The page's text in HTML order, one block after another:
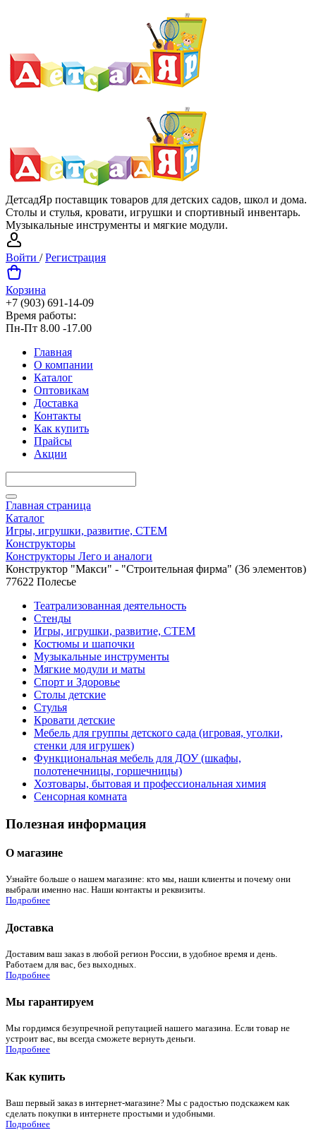
ДетсадЯр поставщик товаров для детских садов, школ и дома.
Столы и стулья, кровати, игрушки и спортивный инвентарь.
Музыкальные инструменты и мягкие модули.
Войти /Регистрация
Корзина
+7 (903) 691-14-09
Время работы:
Пн-Пт 8.00 -17.00
Главная
О компании
Каталог
Оптовикам
Доставка
Контакты
Как купить
Прайсы
Акции
Главная страница
Каталог
Игры, игрушки, развитие, СТЕМ
Конструкторы
Конструкторы Лего и аналоги
Конструктор "Макси" - "Строительная фирма" (36 элементов)
77622 Полесье
Театрализованная деятельность
Стенды
Игры, игрушки, развитие, СТЕМ
Костюмы и шапочки
Музыкальные инструменты
Мягкие модули и маты
Спорт и Здоровье
Столы детские
Стулья
Кровати детские
Мебель для группы детского сада (игровая, уголки,
стенки для игрушек)
Функциональная мебель для ДОУ (шкафы,
полотенечницы, горшечницы)
Хозтовары, бытовая и профессиональная химия
Сенсорная комната
Полезная информация
О магазине
Узнайте больше о нашем магазине: кто мы, наши клиенты и почему они
выбрали именно нас. Наши контакты и реквизиты.
Подробнее
Доставка
Доставим ваш заказ в любой регион России, в удобное время и день.
Работаем для вас, без выходных.
Подробнее
Мы гарантируем
Мы гордимся безупречной репутацией нашего магазина. Если товар не
устроит вас, вы всегда сможете вернуть деньги.
Подробнее
Как купить
Ваш первый заказ в интернет-магазине? Мы с радостью подскажем как
сделать покупки в интернете простыми и удобными.
Подробнее